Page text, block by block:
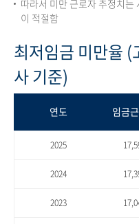
따라서 미만 근로자 추정치는
이 적절함
최저임금 미만율
사 기준)
연도 임금
2025
2024
2023